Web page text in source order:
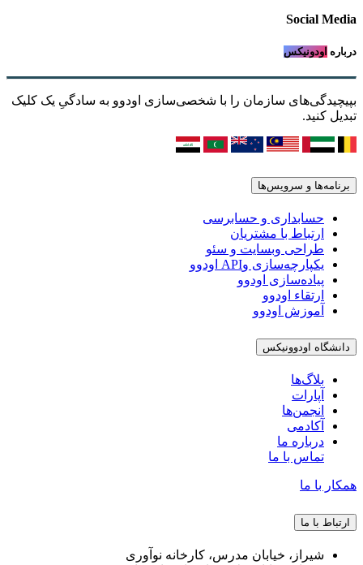
Social Media
درباره اودونیکس
بپیچیدگی‌های سازمان را با شخصی‌سازی اودوو به سادگیِ یک کلیک
تبدیل کنید.
برنامه‌ها و سرویس‌ها
حسابداری و حسابرسی
ارتباط با مشتریان
طراحی وبسایت و سئو
یکپارچه‌سازی وAPI اودوو
پیاده‌سازی اودوو
ارتقاء اودوو
آموزش اودوو
دانشگاه اودوونیکس
بلاگ‌ها
آپارات
انجمن‌ها
آکادمی
درباره ما
تماس با ما
همکار با ما
ارتباط با ما
شیراز، خیابان مدرس، کارخانه نوآوری